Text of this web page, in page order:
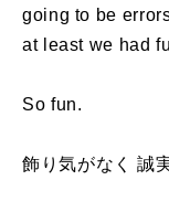
going to be
at least we had
So fun.
飾り気がなく 誠